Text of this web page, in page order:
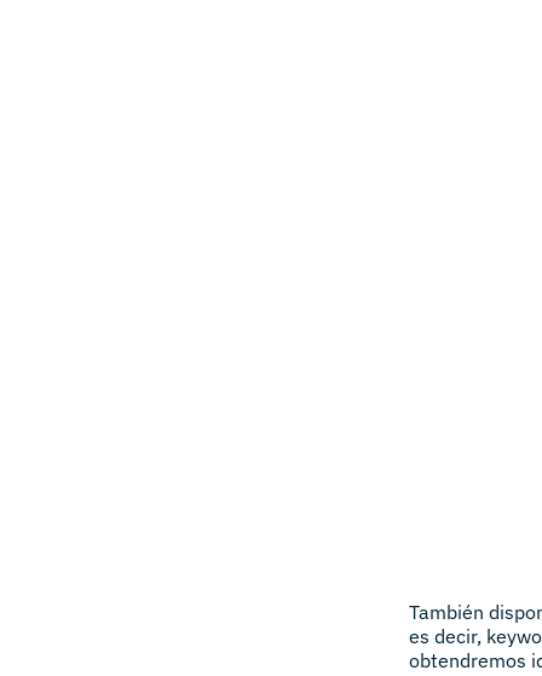
También
es decir,
obtendremos